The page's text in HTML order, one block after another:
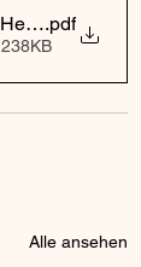
.pdf
Alle ansehen